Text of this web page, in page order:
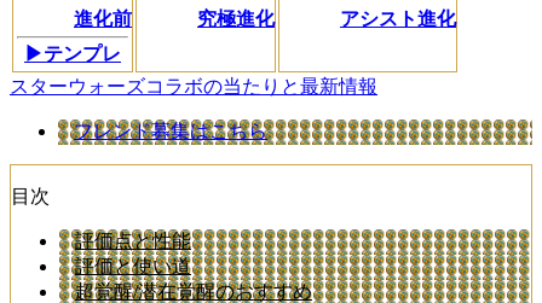
進化前
▶テンプレ
究極進化 アシスト進化
スターウォーズコラボの当たりと最新情報
フレンド募集はこちら
目次
評価点と性能
評価と使い道
超覚醒/潜在覚醒のおすすめ